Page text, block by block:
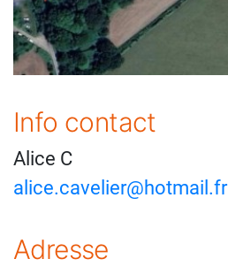
Info contact
Alice C
alice.cavelier@hotmail.fr
Adresse